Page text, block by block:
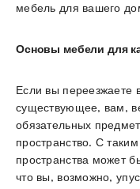
мебель для вашего
Основы мебели для
Если вы переезжаете
существующее, вам,
обязательных
пространство. С
пространства может
что вы, возможно,